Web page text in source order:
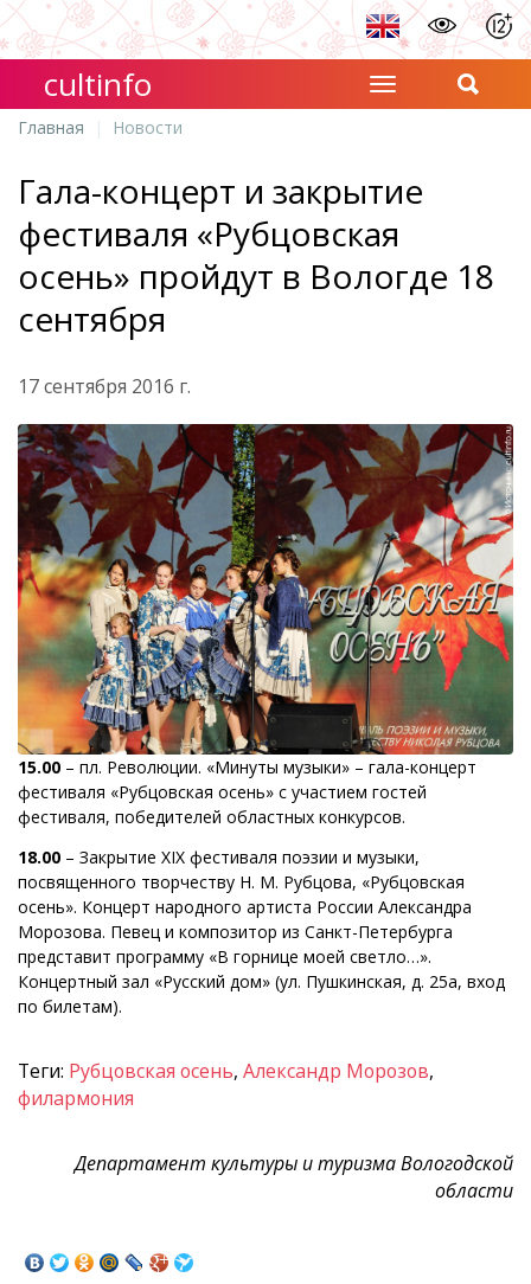
cultinfo
Главная Новости
Гала-концерт и закрытие
фестиваля «Рубцовская
осень» пройдут в Вологде 18
сентября
17 сентября 2016 г.
15.00 – пл. Революции. «Минуты музыки» – гала-концерт
фестиваля «Рубцовская осень» с участием гостей
фестиваля, победителей областных конкурсов.
18.00 – Закрытие XIX фестиваля поэзии и музыки,
посвященного творчеству Н. М. Рубцова, «Рубцовская
осень». Концерт народного артиста России Александра
Морозова. Певец и композитор из Санкт-Петербурга
представит программу «В горнице моей светло…».
Концертный зал «Русский дом» (ул. Пушкинская, д. 25а, вход
по билетам).
Теги: Рубцовская осень, Александр Морозов,
филармония
Департамент культуры и туризма Вологодской
области